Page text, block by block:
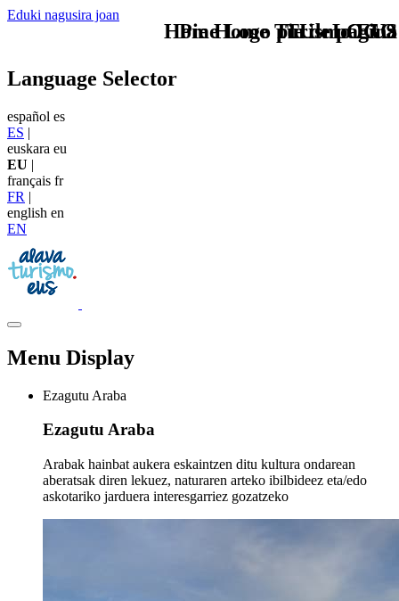
Eduki nagusira joan
TU - LOGO
Language Selector
español es
ES |
euskara eu
EU |
français fr
FR |
english en
EN
Menu Display
Ezagutu Araba
Ezagutu Araba
Arabak hainbat aukera eskaintzen ditu kultura ondarean
aberatsak diren lekuez, naturaren arteko ibilbideez eta/edo
askotariko jarduera interesgarriez gozatzeko
Home Logo pie de página
Pie Home Turismo EUS